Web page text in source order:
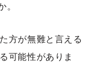
方が無難と言える
可能性がありま